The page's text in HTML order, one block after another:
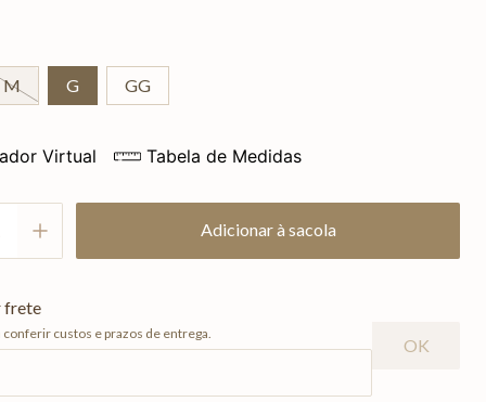
M G GG
Virtual Tabela de Medidas
Adicionar à sacola